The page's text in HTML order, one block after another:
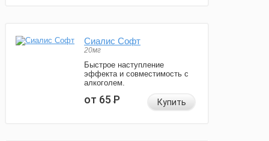
Сиалис Софт
20мг
Быстрое наступление
эффекта и совместимость с
алкоголем.
от 65Р Купить